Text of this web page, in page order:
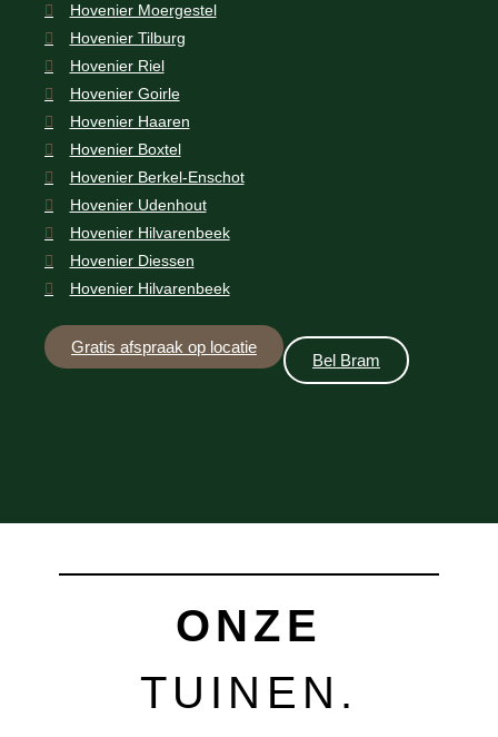
Hovenier Moergestel
Hovenier Tilburg
Hovenier Riel
Hovenier Goirle
Hovenier Haaren
Hovenier Boxtel
Hovenier Berkel-Enschot
Hovenier Udenhout
Hovenier Hilvarenbeek
Hovenier Diessen
Hovenier Hilvarenbeek
Gratis afspraak op locatie
Bel Bram
ONZE
TUINEN.